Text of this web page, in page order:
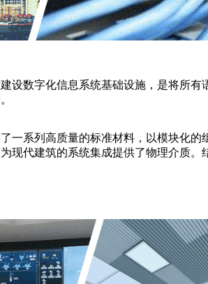
设数字化信息系统基础设施，是将所
一系列高质量的标准材料，以模块化
现代建筑的系统集成提供了物理介质